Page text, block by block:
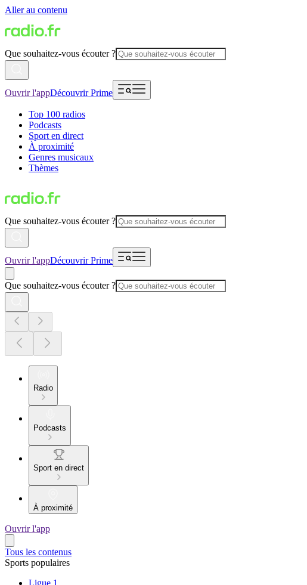
Aller au contenu
Que souhaitez-vous écouter ?
Ouvrir l'appDécouvrir Prime
Top 100 radios
Podcasts
Sport en direct
À proximité
Genres musicaux
Thèmes
Que souhaitez-vous écouter ?
Ouvrir l'appDécouvrir Prime
Que souhaitez-vous écouter ?
Radio
Podcasts
Sport en direct
À proximité
Ouvrir l'app
Tous les contenus
Sports populaires
Ligue 1